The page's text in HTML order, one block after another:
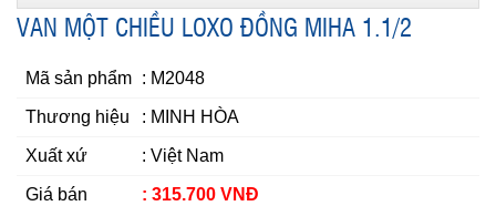
VAN MỘT CHIỀU LOXO ĐỒNG MIHA 1.1/2
Mã sản phẩm : M2048
Thương hiệu : MINH HÒA
Xuất xứ : Việt Nam
Giá bán : 315.700 VNĐ